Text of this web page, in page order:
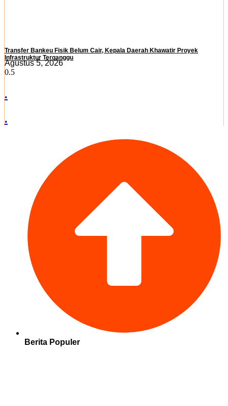
Transfer Bankeu Fisik Belum Cair, Kepala Daerah Khawatir Proyek
Infrastruktur Terganggu
Agustus 5, 2026
.
.
Berita Populer